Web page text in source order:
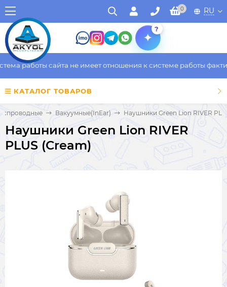
0 RU
?
работы сайта не имеет отношения к системе работы
КАТАЛОГ ТОВАРОВ
Вакуумные(InEar) Наушники Green Lion RIVER
Наушники Green Lion RIVER
PLUS (Cream)